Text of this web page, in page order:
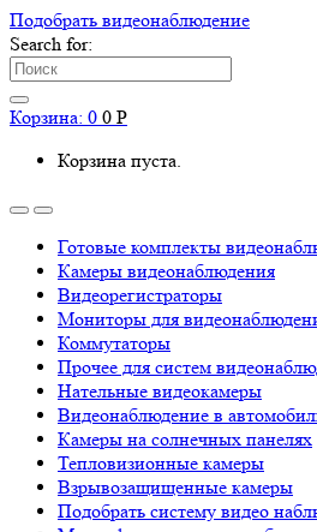
Подобрать видеонаблюдениe
Search for:
Корзина: 0 0 Р
Корзина пуста.
Готовые комплекты
Камеры видеонаблюдения
Видеорегистраторы
Мониторы для
Коммутаторы
Прочее для систем
Нательные видеокамеры
Видеонаблюдение в
Камеры на солнечных панелях
Тепловизионные камеры
Взрывозащищенные камеры
Подобрать систему видео